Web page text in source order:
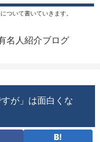
ついて書いていきます。
名人紹介ブログ
が」は面白くな